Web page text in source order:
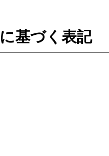
基づく表記